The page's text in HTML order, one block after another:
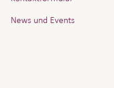
News und Events